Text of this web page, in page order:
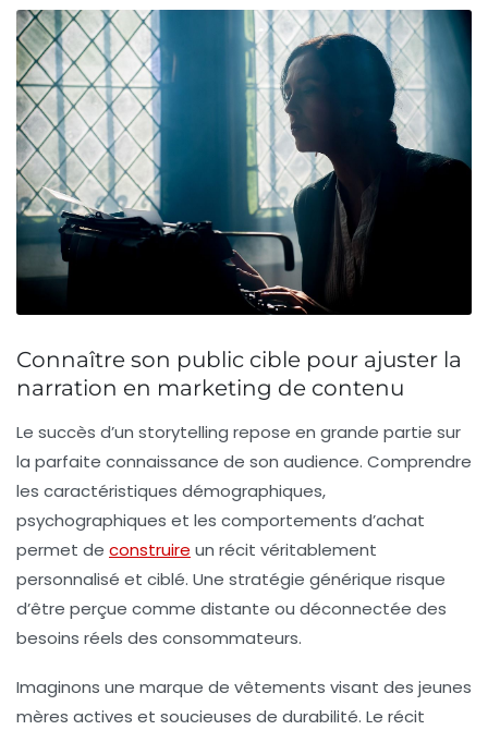
Connaître son public cible pour ajuster la
narration en marketing de contenu
Le succès d’un storytelling repose en grande partie sur
la parfaite connaissance de son audience. Comprendre
les caractéristiques démographiques,
psychographiques et les comportements d’achat
permet de construire un récit véritablement
personnalisé et ciblé. Une stratégie générique risque
d’être perçue comme distante ou déconnectée des
besoins réels des consommateurs.
Imaginons une marque de vêtements visant des jeunes
mères actives et soucieuses de durabilité. Le récit